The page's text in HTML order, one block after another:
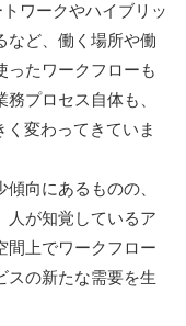
ワークやハイブリッ
など、働く場所や働
ったワークフローも
プロセス自体も、
変わってきていま
向にあるものの、
人が知覚しているア
間上でワークフロー
スの新たな需要を生